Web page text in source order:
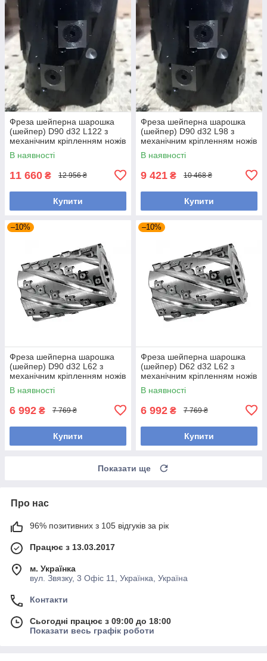
Фреза шейперна шарошка
(шейпер) D90 d32 L122 з
механічним кріпленням ножів
сталь
В наявності
11 660 ₴ 12 956 ₴
Купити
Фреза шейперна шарошка
(шейпер) D90 d32 L98 з
механічним кріпленням ножів
сталь
В наявності
9 421 ₴ 10 468 ₴
Купити
–10%
Фреза шейперна шарошка
(шейпер) D90 d32 L62 з
механічним кріпленням ножів
В наявності
6 992 ₴ 7 769 ₴
Купити
–10%
Фреза шейперна шарошка
(шейпер) D62 d32 L62 з
механічним кріпленням ножів
В наявності
6 992 ₴ 7 769 ₴
Купити
Показати ще
Про нас
96% позитивних з 105 відгуків за рік
Працює з 13.03.2017
м. Українка
вул. Звязку, 3 Офіс 11, Українка, Україна
Контакти
Сьогодні працює з 09:00 до 18:00
Показати весь графік роботи